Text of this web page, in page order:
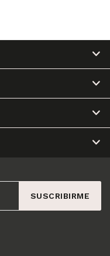
SUSCRIBIRME